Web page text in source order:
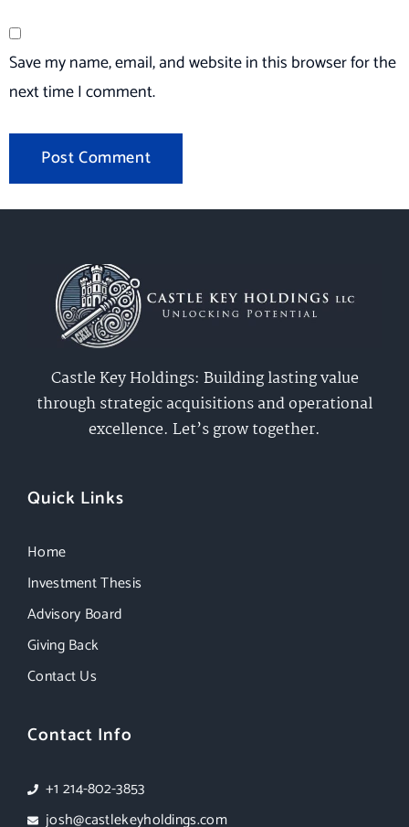
Save my name, email, and website in this browser for the
next time I comment.
Castle Key Holdings: Building lasting value
through strategic acquisitions and operational
excellence. Let’s grow together.
Quick Links
Home
Investment Thesis
Advisory Board
Giving Back
Contact Us
Contact Info
+1 214-802-3853
josh@castlekeyholdings.com